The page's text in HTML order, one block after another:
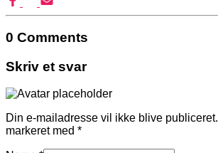
0 Comments
Skriv et svar
Din e-mailadresse vil ikke blive publiceret.
markeret med *